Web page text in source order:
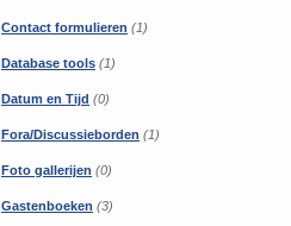
Contact formulieren (1)
Database tools (1)
Datum en Tijd (0)
Fora/Discussieborden (1)
Foto gallerijen (0)
Gastenboeken (3)